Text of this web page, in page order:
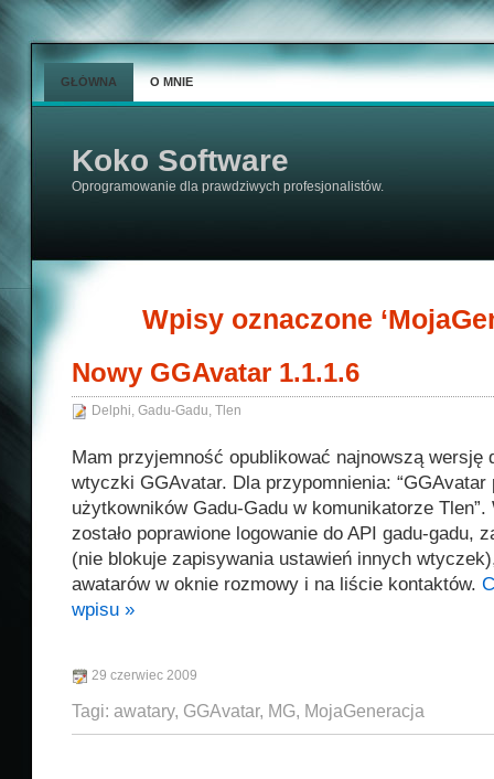
Koko Software
Oprogramowanie dla prawdziwych profesjonalistów.
GŁÓWNA O MNIE
Wpisy oznaczone
Nowy GGAvatar 1.1.1.6
Delphi, Gadu-Gadu, Tlen
Mam przyjemność opublikować najnowszą wersję
wtyczki GGAvatar. Dla przypomnienia: “GGAvatar
użytkowników Gadu-Gadu w komunikatorze
zostało poprawione logowanie do API gadu-gadu,
(nie blokuje zapisywania ustawień innych
awatarów w oknie rozmowy i na liście kontaktów.
wpisu »
29 czerwiec 2009
Tagi: awatary, GGAvatar, MG, MojaGeneracja